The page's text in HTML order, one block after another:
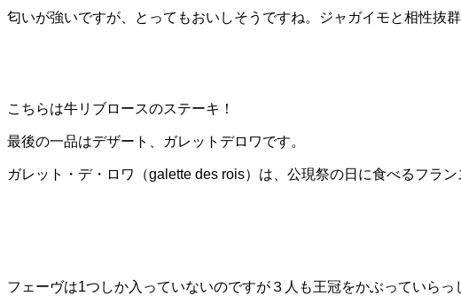
匂いが強いですが、とってもおいしそうですね。ジャガイモと相性抜群
こちらは牛リブロースのステーキ！
最後の一品はデザート、ガレットデロワです。
ガレット・デ・ロワ（galette des rois）は、公現祭の日に食べるフラン
フェーヴは1つしか入っていないのですが３人も王冠をかぶっていらっ